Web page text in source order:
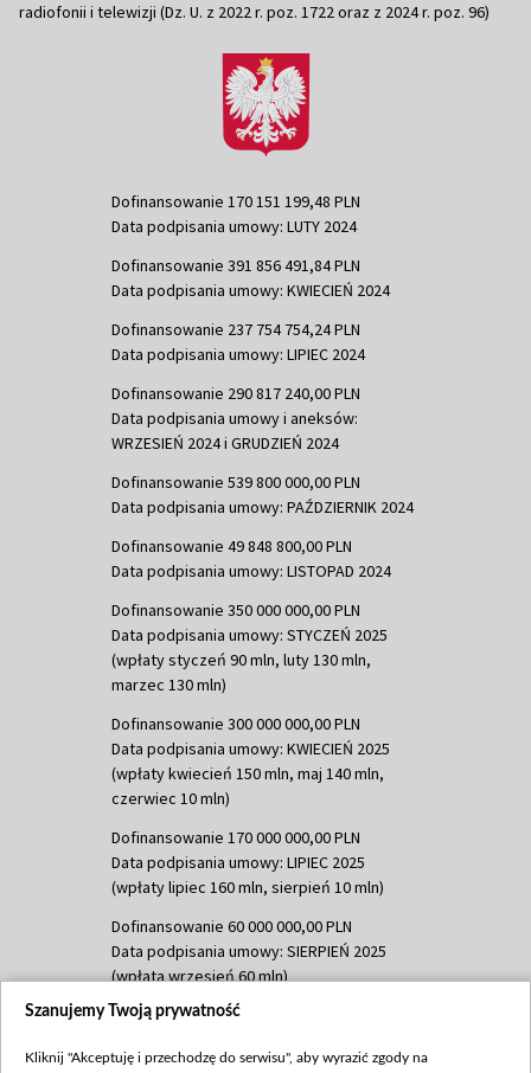
radiofonii i telewizji (Dz. U. z 2022 r. poz. 1722 oraz z 2024 r. poz. 96)
Dofinansowanie 170 151 199,48 PLN
Data podpisania umowy: LUTY 2024
Dofinansowanie 391 856 491,84 PLN
Data podpisania umowy: KWIECIEŃ 2024
Dofinansowanie 237 754 754,24 PLN
Data podpisania umowy: LIPIEC 2024
Dofinansowanie 290 817 240,00 PLN
Data podpisania umowy i aneksów:
WRZESIEŃ 2024 i GRUDZIEŃ 2024
Dofinansowanie 539 800 000,00 PLN
Data podpisania umowy: PAŹDZIERNIK 2024
Dofinansowanie 49 848 800,00 PLN
Data podpisania umowy: LISTOPAD 2024
Dofinansowanie 350 000 000,00 PLN
Data podpisania umowy: STYCZEŃ 2025
(wpłaty styczeń 90 mln, luty 130 mln,
marzec 130 mln)
Dofinansowanie 300 000 000,00 PLN
Data podpisania umowy: KWIECIEŃ 2025
(wpłaty kwiecień 150 mln, maj 140 mln,
czerwiec 10 mln)
Dofinansowanie 170 000 000,00 PLN
Data podpisania umowy: LIPIEC 2025
(wpłaty lipiec 160 mln, sierpień 10 mln)
Dofinansowanie 60 000 000,00 PLN
Data podpisania umowy: SIERPIEŃ 2025
(wpłata wrzesień 60 mln)
Dofinansowanie 635 783 051,21 PLN
(wpłata wrzesień 100 mln, październik 350
Szanujemy Twoją prywatność
Kliknij "Akceptuję i przechodzę do serwisu", aby wyrazić zgody na